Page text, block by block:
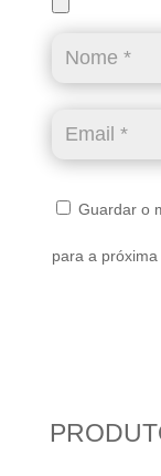
Guardar o
para a